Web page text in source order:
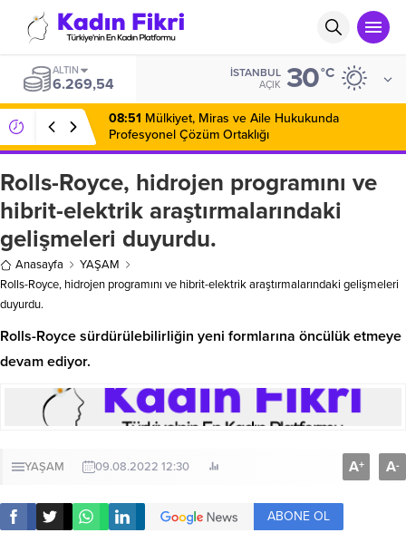
ALTIN
6.269,54
İSTANBUL
AÇIK 30°C
08:51 Mülkiyet, Miras ve Aile Hukukunda
Profesyonel Çözüm Ortaklığı
Rolls-Royce, hidrojen programını ve
hibrit-elektrik araştırmalarındaki
gelişmeleri duyurdu.
Anasayfa
YAŞAM
Rolls-Royce, hidrojen programını ve hibrit-elektrik araştırmalarındaki gelişmeleri
duyurdu.
Rolls-Royce sürdürülebilirliğin yeni formlarına öncülük etmeye
devam ediyor.
YAŞAM 09.08.2022 12:30 A+ A-
ABONE OL